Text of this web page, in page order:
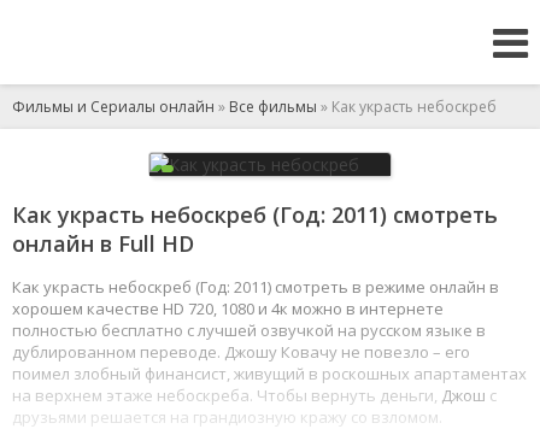
Фильмы и Сериалы онлайн » Все фильмы » Как украсть небоскреб
Как украсть небоскреб (Год: 2011) смотреть
онлайн в Full HD
Как украсть небоскреб (Год: 2011) смотреть в режиме онлайн в
хорошем качестве HD 720, 1080 и 4к можно в интернете
полностью бесплатно с лучшей озвучкой на русском языке в
дублированном переводе. Джошу Ковачу не повезло – его
поимел злобный финансист, живущий в роскошных апартаментах
на верхнем этаже небоскреба. Чтобы вернуть деньги, Джош с
друзьями решается на грандиозную кражу со взломом.